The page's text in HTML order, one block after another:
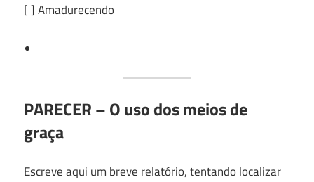
[ ] Amadurecendo
PARECER – O uso dos meios de
graça
Escreve aqui um breve relatório, tentando localizar